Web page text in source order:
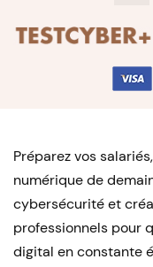
Préparez vos
numérique de
cybersécurité et
professionnels pour
digital en constante